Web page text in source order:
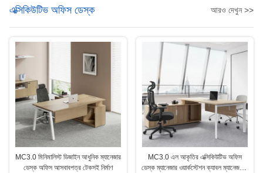
এক্সিকিউটিভ অফিস ডেস্ক আরও দেখুন >>
MC3.0 মিনিমালিস্ট ডিজাইন আধুনিক ম্যানেজার
ডেস্ক অফিস আসবাবপত্র টেকসই নির্মাণ
MC3.0 এল আকৃতির এক্সিকিউটিভ অফিস
ডেস্ক ম্যানেজার ওয়ার্কস্টেশন ক্যাবল ম্যানেজমেন্ট